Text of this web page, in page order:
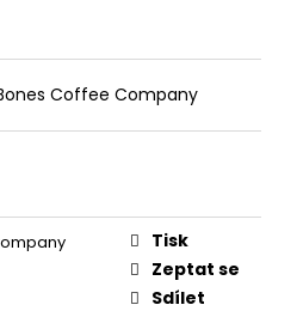
Coffee Company
Tisk
Zeptat se
Sdílet